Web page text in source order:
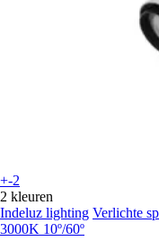
+-2
2 kleuren
Indeluz lighting Verlichte
3000K 10º/60º